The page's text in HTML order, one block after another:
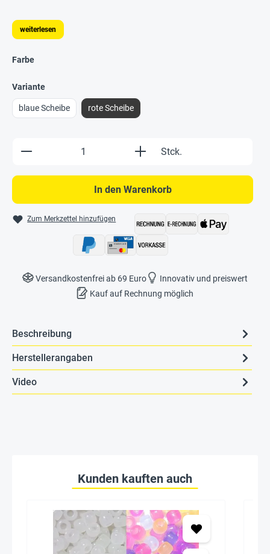
weiterlesen
Farbe
Variante
blaue Scheibe rote Scheibe
Produkt Anzahl: Gib den gewünschten
Stck.
In den Warenkorb
Zum Merkzettel hinzufügen
Versandkostenfrei ab 69 Euro
Innovativ und preiswert
Kauf auf Rechnung möglich
Beschreibung
Herstellerangaben
Video
Kunden kauften auch